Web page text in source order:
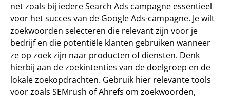
net zoals bij iedere Search Ads campagne essentieel
voor het succes van de Google Ads-campagne. Je wilt
zoekwoorden selecteren die relevant zijn voor je
bedrijf en die potentiële klanten gebruiken wanneer
ze op zoek zijn naar producten of diensten. Denk
hierbij aan de zoekintenties van de doelgroep en de
lokale zoekopdrachten. Gebruik hier relevante tools
voor zoals SEMrush of Ahrefs om zoekwoorden,